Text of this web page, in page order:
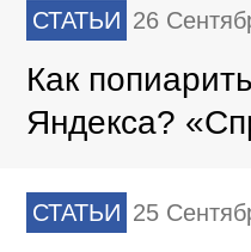
СТАТЬИ 26
Как
Яндекса?
СТАТЬИ 25